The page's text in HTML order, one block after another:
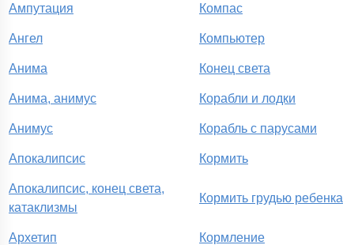
Ампутация Компас
Ангел Компьютер
Анима Конец света
Анима, анимус Корабли и лодки
Анимус Корабль с парусами
Апокалипсис Кормить
Апокалипсис, конец света,
катаклизмы
Кормить грудью ребенка
Архетип Кормление